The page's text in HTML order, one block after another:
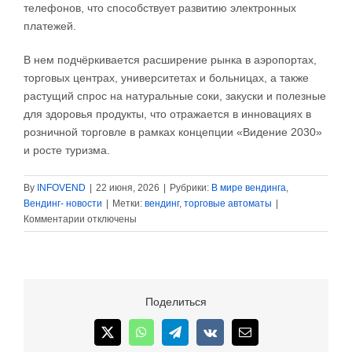
телефонов, что способствует развитию электронных
платежей.
В нем подчёркивается расширение рынка в аэропортах,
торговых центрах, университетах и ​​больницах, а также
растущий спрос на натуральные соки, закуски и полезные
для здоровья продукты, что отражается в инновациях в
розничной торговле в рамках концепции «Видение 2030»
и росте туризма.
By INFOVEND 22 июня, 2026 Рубрики: В мире вендинга,
Вендинг- новости
Метки: вендинг, торговые автоматы
Комментарии к
записи
2033
году
отключены
Поделиться
X WhatsAppTelegram
Vk Email